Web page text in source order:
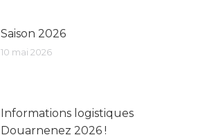
Saison 2026
10 mai 2026
Informations logistiques
Douarnenez 2026 !